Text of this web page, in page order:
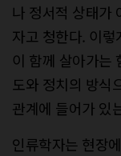
나 정서적 상태가
자고 청한다. 이
이 함께 살아가는
도와 정치의 방식
관계에 들어가 있
인류학자는 현장